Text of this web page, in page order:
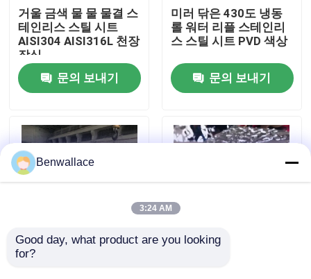
우리 에 관한 것
공장 투어
품질 관리
저희와 연락
뉴스
거울 금색 물 물 물결 스
테인리스 스틸 시트
AISI304 AISI316L 천장
장식
문의 보내기
미러 닦은 430도 냉동
롤 워터 리플 스테인리
스 스틸 시트 PVD 색상
문의 보내기
JIS 마크 스테인리스 스
Benwallace
3:24 AM
Good day, what product are you looking
for?